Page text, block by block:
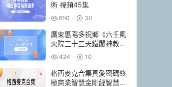
術 視頻45集
650 30
廣東惠陽多祝鄉《六壬風
火院三十三天鐵闆神教》
4本pdf
424 10
格西麥克合集真愛密碼終
極商業智慧金剛經智慧人